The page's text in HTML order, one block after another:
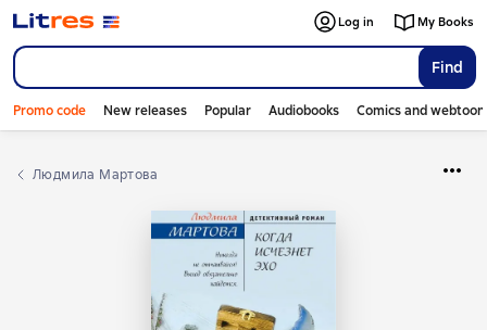
Find
Log in My Books
Promo code New releases Popular Audiobooks Comics and
Людмила Мартова